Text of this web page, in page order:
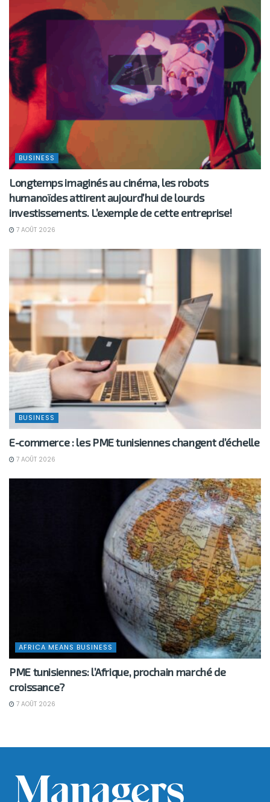
BUSINESS
Longtemps imaginés au cinéma, les robots
humanoïdes attirent aujourd’hui de lourds
investissements. L’exemple de cette entreprise!
7 AOÛT 2026
BUSINESS
E-commerce : les PME tunisiennes changent d’échelle
7 AOÛT 2026
AFRICA MEANS BUSINESS
PME tunisiennes: l’Afrique, prochain marché de
croissance?
7 AOÛT 2026